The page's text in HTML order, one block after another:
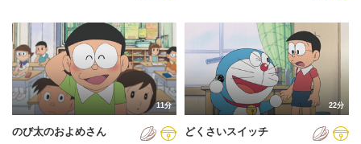
2014年
2015年
2016年
2017年
11分
のび太のおよめさん
22分
どくさいスイッチ